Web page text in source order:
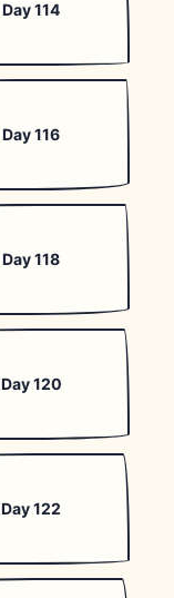
Day 114
Day 116
Day 118
Day 120
Day 122